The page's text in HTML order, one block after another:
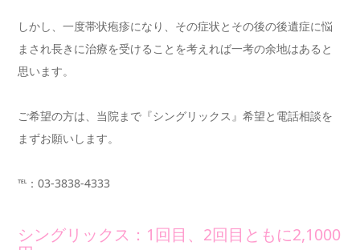
しかし、一度帯状疱疹になり、その症状とその後の後遺症に悩
まされ長きに治療を受けることを考えれば一考の余地はあると
思います。
ご希望の方は、当院まで『シングリックス』希望と電話相談を
まずお願いします。
℡：03-3838-4333
シングリックス：1回目、2回目ともに2,1000